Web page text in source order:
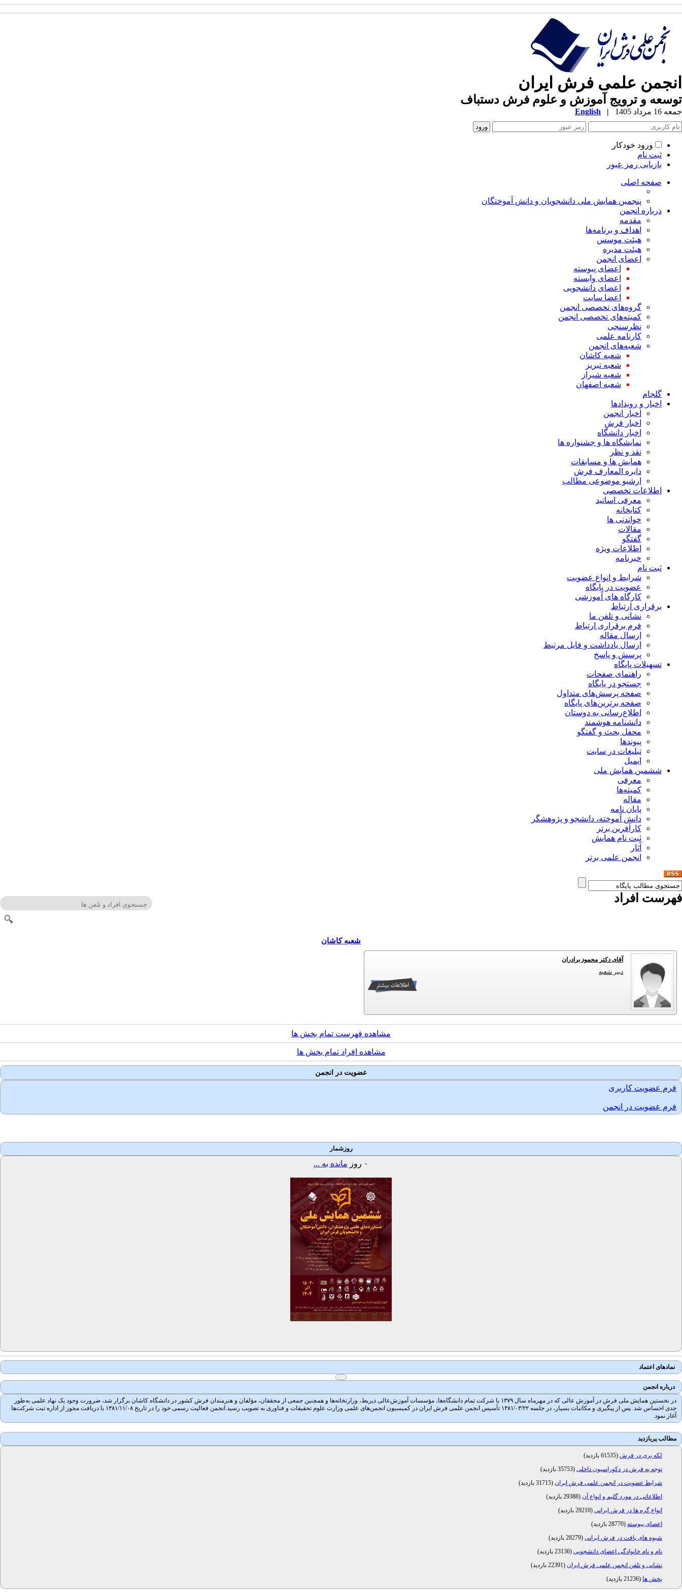
انجمن علمی فرش ایران
توسعه و ترویج آموزش و علوم فرش دستباف
جمعه 16 مرداد 1405 |
English
ورود خودکار
ثبت نام
بازیابی رمز عبور
صفحه اصلی
پنجمین همایش ملی دانشجویان و دانش آموختگان
درباره انجمن
مقدمه
اهداف و برنامه‌ها
هیئت موسس
هیئت مدیره
اعضای انجمن
اعضای پیوسته
اعضای وابسته
اعضای دانشجویی
اعضا سایت
گروه‌های تخصصی انجمن
کمیته‌های تخصصی انجمن
نظرسنجی
کارنامه علمی
شعبه‌های انجمن
شعبه کاشان
شعبه تبریز
شعبه شیراز
شعبه اصفهان
گلجام
اخبار و رویدادها
اخبار انجمن
اخبار فرش
اخبار دانشگاه
نمایشگاه ها و جشنواره ها
نقد و نظر
همایش ها و مسابقات
دایره المعارف فرش
ارشیو موضوعی مطالب
اطلاعات تخصصی
معرفی اساتید
کتابخانه
خواندنی ها
مقالات
گفتگو
اطلاعات ویژه
خبرنامه
ثبت نام
شرایط و انواع عضویت
عضویت در پایگاه
کارگاه های آموزشی
برقراری ارتباط
نشانی و تلفن ما
فرم برقراری ارتباط
ارسال مقاله
ارسال یادداشت و فایل مرتبط
پرسش و پاسخ
تسهیلات پایگاه
راهنمای صفحات
جستجو در پایگاه
صفحه پرسش‌های متداول
صفحه برترین‌های پایگاه
اطلاع‌رسانی به دوستان
دانشنامه هوشمند
محفل بحث و گفتگو
پیوندها
تبلیغات در سایت
ایمیل
ششمین همایش ملی
معرفی
کمیته‌ها
مقاله
پایان نامه
دانش آموخته، دانشجو و پژوهشگر
کارآفرین برتر
ثبت نام همایش
آثار
انجمن علمی برتر
فهرست افراد
شعبه کاشان
آقای دکتر محمود برادران
دبیر شعبه
مشاهده فهرست تمام بخش ها
مشاهده افراد تمام بخش ها
عضویت در انجمن
فرم عضویت کاربری
فرم عضویت در انجمن
روزشمار
۰ روز مانده به ...
نمادهای اعتماد
درباره انجمن
در نخستین همایش ملی فرش در آموزش عالی که در مهرماه سال ۱۳۷۹ با شرکت تمام دانشگاه‌ها، مؤسسات آموزش‌عالی ذیربط، وزارتخانه‌ها و همچنین جمعی از محققان، مؤلفان و هنرمندان فرش کشور در دانشگاه کاشان برگزار شد، ضرورت وجود یک نهاد علمی به‌طور
جدی احساس شد. پس از پیگیری و مکاتبات بسیار، در جلسه ۱۳۸۱/۰۳/۲۲ تأسیس انجمن علمی فرش ایران در کمیسیون انجمن‌های علمی وزارت علوم تحقیقات و فناوری به تصویب رسید.انجمن فعالیت رسمی خود را در تاریخ ۱۳۸۱/۱۱/۰۸ با دریافت مجوز از اداره تبت شرکت‌ها
آغاز نمود.
مطالب پربازدید
لکه بری در فرش (61535 بازدید
)
توجه به فرش در دکوراسیون داخلی (35753 بازدید
)
شرایط عضویت در انجمن علمی فرش ایران (31715 بازدید
)
اطلاعاتی در مورد گلیم و انواع آن (29388 بازدید
)
انواع گره ها در فرش ایرانی (29210 بازدید
)
اعضای پیوسته (28770 بازدید
)
شیوه های بافت در فرش ایرانی (28279 بازدید
)
نام و نام خانوادگی اعضای دانشجویی (23136 بازدید
)
نشانی و تلفن انجمن علمی فرش ایران (22391 بازدید
)
بخش ها (21236 بازدید )